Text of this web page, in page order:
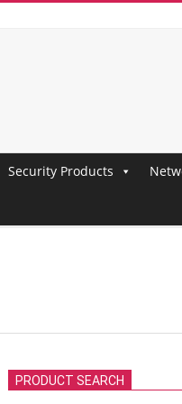
Security Products
PRODUCT SEARCH